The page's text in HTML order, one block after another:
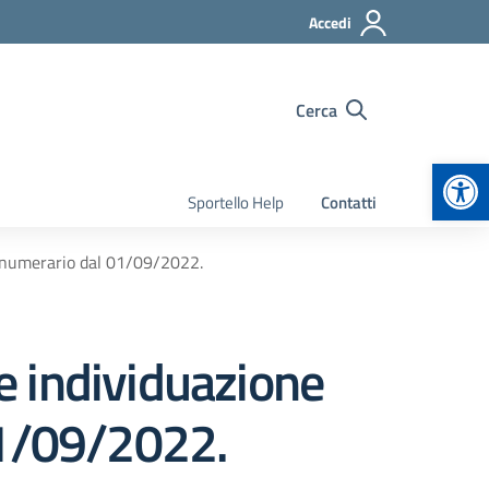
Accedi
Cerca
Sportello Help Contatti
dal 01/09/2022.
individuazione
09/2022.